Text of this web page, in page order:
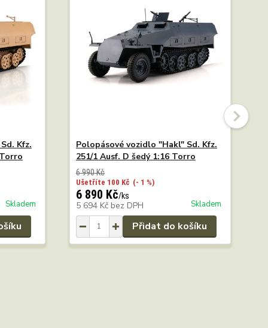
Kfz.
Skladem
Polopásové vozidlo "Hakl" Sd. Kfz.
251/1 Ausf. D šedý 1:16 Torro
6 990 Kč
Ušetříte 100 Kč (- 1 %)
6 890 Kč/ks
5 694 Kč bez DPH Skladem
Přidat do košíku